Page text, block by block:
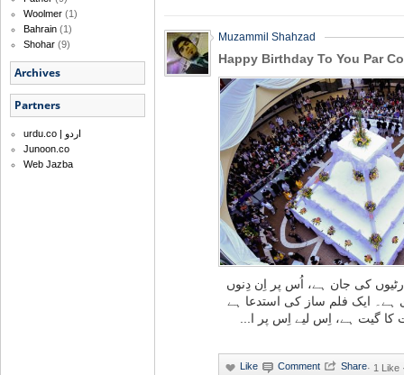
Woolmer (1)
Bahrain (1)
Shohar (9)
Archives
Partners
urdu.co | اردو
Junoon.co
Web Jazba
Muzammil Shahzad
Happy Birthday To You Par
کی جان ہے، اُس پر اِن دِنوں
ہے۔ ایک فلم ساز کی استدعا ہے
کا گیت ہے، اِس لیے اِس پر ا...
· 1 Like